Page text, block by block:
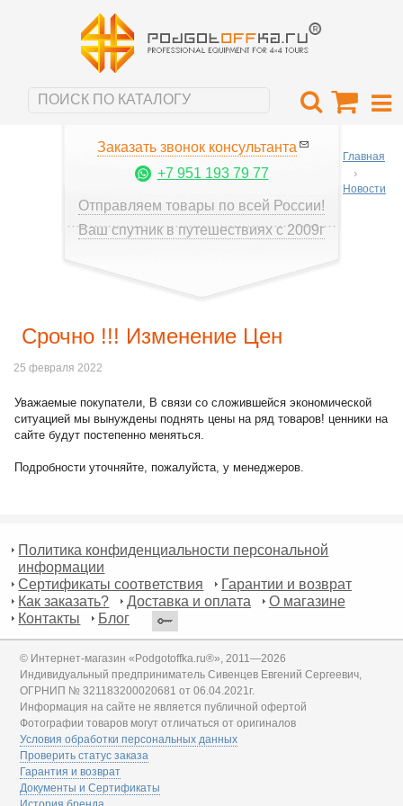
Заказать звонок консультанта
+7 951 193 79 77
Отправляем товары по всей России!
Ваш спутник в путешествиях с 2009г
Главная
Новости
Срочно !!! Изменение Цен
25 февраля 2022
Уважаемые покупатели, В связи со сложившейся экономической
ситуацией мы вынуждены поднять цены на ряд товаров! ценники на
сайте будут постепенно меняться.
Подробности уточняйте, пожалуйста, у менеджеров.
Политика конфиденциальности персональной
информации
Сертификаты соответствия
Гарантии и возврат
Как заказать?
Доставка и оплата
О магазине
Контакты
Блог
© Интернет-магазин «Podgotoffka.ru®», 2011—2026
Индивидуальный предприниматель Сивенцев Евгений Сергеевич,
ОГРНИП № 321183200020681 от 06.04.2021г.
Информация на сайте не является публичной офертой
Фотографии товаров могут отличаться от оригиналов
Условия обработки персональных данных
Проверить статус заказа
Гарантия и возврат
Документы и Сертификаты